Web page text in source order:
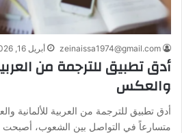
zeinaissa1974@gmail.com أبريل 16, 2026
أدق تطبيق للترجمة من
والعكس
أدق تطبيق للترجمة من العربية للألمانية
متسارعاً في التواصل بين الشعوب،